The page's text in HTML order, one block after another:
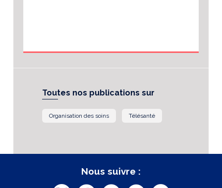
Toutes nos publications sur
Organisation des soins Télésanté
Nous suivre :